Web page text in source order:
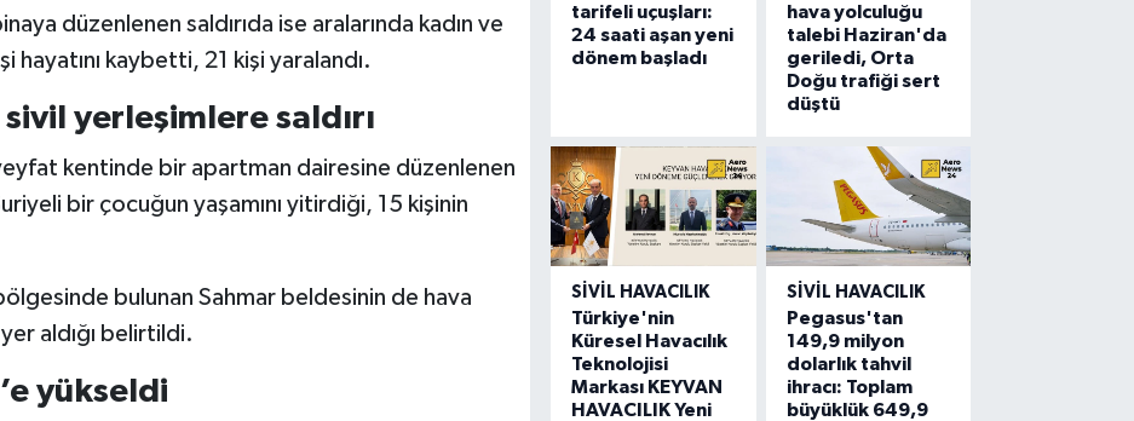
düzenlenen saldırıda ise aralarında kadın ve
hayatını kaybetti, 21 kişi yaralandı.
yerleşimlere saldırı
kentinde bir apartman dairesine düzenlenen
bir çocuğun yaşamını yitirdiği, 15 kişinin
bulunan Sahmar beldesinin de hava
yer aldığı belirtildi.
yükseldi
tarifeli uçuşları:
24 saati aşan yeni
dönem başladı
hava yolculuğu
talebi Haziran'da
geriledi, Orta
Doğu trafiği sert
düştü
SIVIL HAVACILIK
Türkiye'nin
Küresel Havacılık
Teknolojisi
Markası KEYVAN
HAVACILIK Yeni
SIVIL HAVACILIK
Pegasus'tan
149,9 milyon
dolarlık tahvil
ihracı: Toplam
büyüklük 649,9